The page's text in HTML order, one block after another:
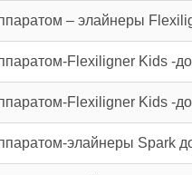
– элайнеры
Flexiligner Kids -
Flexiligner Kids -
элайнеры Spark